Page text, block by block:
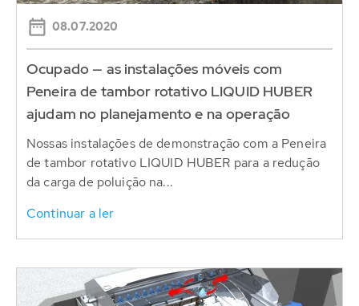
08.07.2020
Ocupado — as instalações móveis com
Peneira de tambor rotativo LIQUID HUBER
ajudam no planejamento e na operação
Nossas instalações de demonstração com a Peneira
de tambor rotativo LIQUID HUBER para a redução
da carga de poluição na...
Continuar a ler